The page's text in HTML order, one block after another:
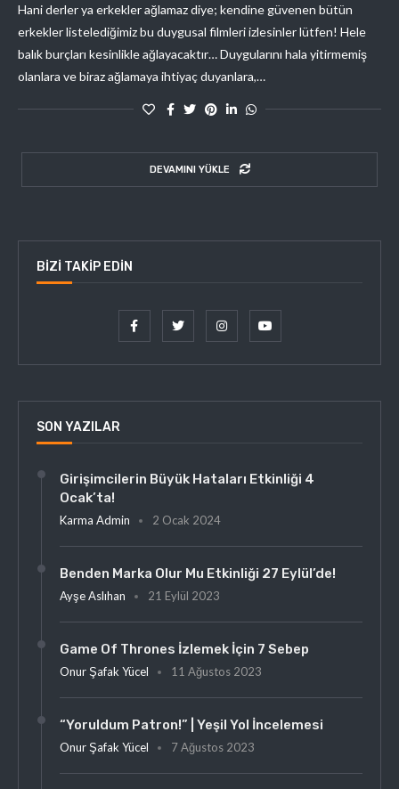
Hani derler ya erkekler ağlamaz diye; kendine güvenen bütün
erkekler listelediğimiz bu duygusal filmleri izlesinler lütfen! Hele
balık burçları kesinlikle ağlayacaktır… Duygularını hala yitirmemiş
olanlara ve biraz ağlamaya ihtiyaç duyanlara,…
DEVAMINI YÜKLE
BIZI TAKIP EDIN
SON YAZILAR
Girişimcilerin Büyük Hataları Etkinliği 4
Ocak’ta!
Karma Admin 2 Ocak 2024
Benden Marka Olur Mu Etkinliği 27 Eylül’de!
Ayşe Aslıhan 21 Eylül 2023
Game Of Thrones İzlemek İçin 7 Sebep
Onur Şafak Yücel 11 Ağustos 2023
“Yoruldum Patron!” | Yeşil Yol İncelemesi
Onur Şafak Yücel 7 Ağustos 2023